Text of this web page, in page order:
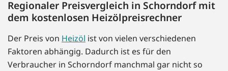
Regionaler Preisvergleich in Schorndorf mit
dem kostenlosen Heizölpreisrechner
Der Preis von Heizöl ist von vielen verschiedenen
Faktoren abhängig. Dadurch ist es für den
Verbraucher in Schorndorf manchmal gar nicht so